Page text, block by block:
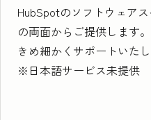
HubSpotのソフトウェア
の両面からご提供します
きめ細かくサポートいたし
※日本語サービス未提供